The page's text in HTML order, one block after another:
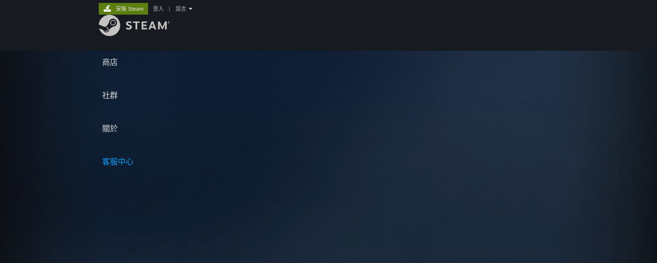
商店
社群
關於
客服中心
安裝 Steam 登入 語言